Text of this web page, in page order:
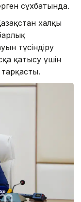
сұхбатында.
халқы
түсіндіру
қатысу үшін